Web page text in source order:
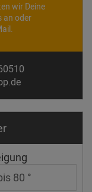
wir Deine
an oder